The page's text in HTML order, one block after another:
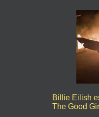
Billie Eilish
The Good